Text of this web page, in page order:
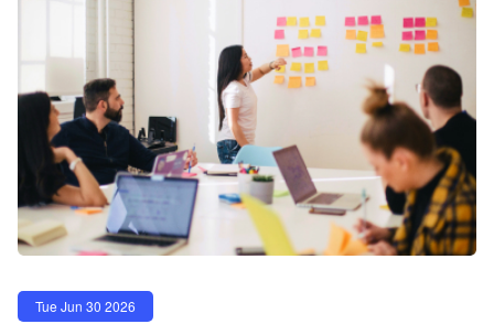
Tue Jun 30 2026